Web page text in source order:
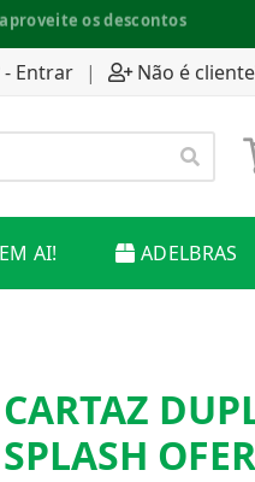
no acesso superior
- Entrar | Não é
AI! ADELBRAS
CARTAZ
SPLASH